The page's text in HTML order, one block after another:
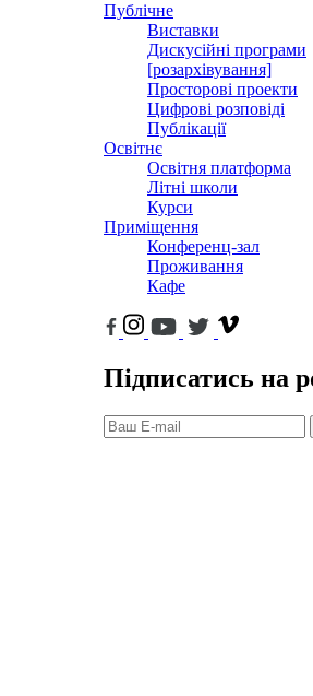
Публічне
Виставки
Дискусійні програми
[розархівування]
Просторові проекти
Цифрові розповіді
Публікації
Освітнє
Освітня платформа
Літні школи
Курси
Приміщення
Конференц-зал
Проживання
Кафе
Підписатись на